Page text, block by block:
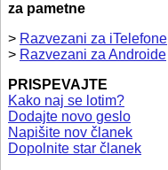
za pametne
> Razvezani za iTelefone
> Razvezani za Androide
PRISPEVAJTE
Kako naj se lotim?
Dodajte novo geslo
Napišite nov članek
Dopolnite star članek